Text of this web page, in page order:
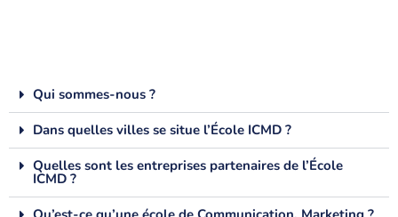
Qui sommes-nous ?
Dans quelles villes se situe l’École ICMD ?
Quelles sont les entreprises partenaires de l’École
ICMD ?